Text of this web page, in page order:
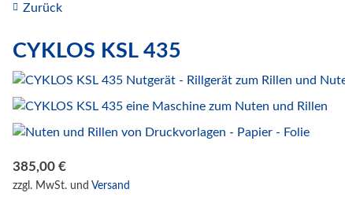
Rillen Nuten Perforieren
Papierrüttler
Blockleimpressen
Broschürenfertigung
Eckenrunder
Kalender-/Daumenlochstanzen
Zurück
CYKLOS KSL 435
385,00 €
zzgl. MwSt. und Versand